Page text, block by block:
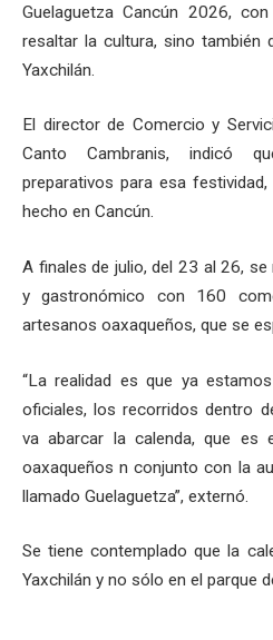
Guelaguetza Cancún 2026,
resaltar la cultura, sino también
Yaxchilán.
El director de Comercio y
Canto Cambranis, indicó
preparativos para esa
hecho en Cancún.
A finales de julio, del 23 al 26,
y gastronómico con 160
artesanos oaxaqueños, que se
“La realidad es que ya
oficiales, los recorridos dentro
va abarcar la calenda, que es
oaxaqueños n conjunto con la
llamado Guelaguetza”, externó.
Se tiene contemplado que la
Yaxchilán y no sólo en el parque